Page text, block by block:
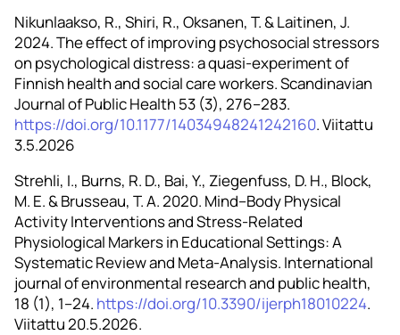
Nikunlaakso, R., Shiri, R., Oksanen, T. & Laitinen, J.
2024. The effect of improving psychosocial stressors
on psychological distress: a quasi-experiment of
Finnish health and social care workers. Scandinavian
Journal of Public Health 53 (3), 276–283.
https://doi.org/10.1177/14034948241242160. Viitattu
3.5.2026
Strehli, I., Burns, R. D., Bai, Y., Ziegenfuss, D. H., Block,
M. E. & Brusseau, T. A. 2020. Mind–Body Physical
Activity Interventions and Stress-Related
Physiological Markers in Educational Settings: A
Systematic Review and Meta-Analysis. International
journal of environmental research and public health,
18 (1), 1–24. https://doi.org/10.3390/ijerph18010224.
Viitattu 20.5.2026.